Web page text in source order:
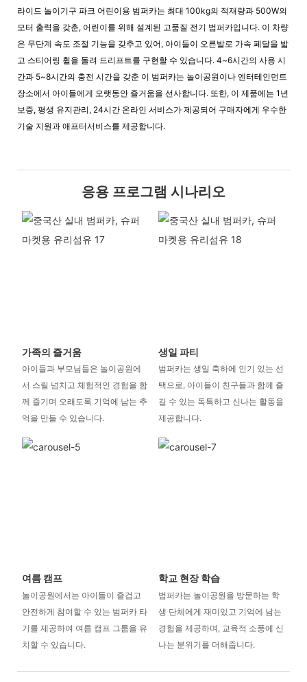
라이드 놀이기구 파크 어린이용 범퍼카는 최대 100kg의 적재량과 500W의
모터 출력을 갖춘, 어린이를 위해 설계된 고품질 전기 범퍼카입니다. 이 차량
은 무단계 속도 조절 기능을 갖추고 있어, 아이들이 오른발로 가속 페달을 밟
고 스티어링 휠을 돌려 드리프트를 구현할 수 있습니다. 4~6시간의 사용 시
간과 5~8시간의 충전 시간을 갖춘 이 범퍼카는 놀이공원이나 엔터테인먼트
장소에서 아이들에게 오랫동안 즐거움을 선사합니다. 또한, 이 제품에는 1년
보증, 평생 유지관리, 24시간 온라인 서비스가 제공되어 구매자에게 우수한
기술 지원과 애프터서비스를 제공합니다.
응용 프로그램 시나리오
가족의 즐거움
아이들과 부모님들은 놀이공원에
서 스릴 넘치고 체험적인 경험을 함
께 즐기며 오래도록 기억에 남는 추
억을 만들 수 있습니다.
생일 파티
범퍼카는 생일 축하에 인기 있는 선
택으로, 아이들이 친구들과 함께 즐
길 수 있는 독특하고 신나는 활동을
제공합니다.
여름 캠프
놀이공원에서는 아이들이 즐겁고
안전하게 참여할 수 있는 범퍼카 타
기를 제공하여 여름 캠프 그룹을 유
치할 수 있습니다.
학교 현장 학습
범퍼카는 놀이공원을 방문하는 학
생 단체에게 재미있고 기억에 남는
경험을 제공하며, 교육적 소풍에 신
나는 분위기를 더해줍니다.